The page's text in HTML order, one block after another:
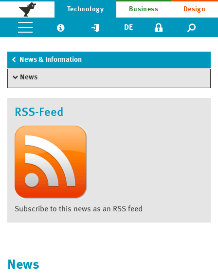
Technology Business Design
DE
News & Information
News
RSS-Feed
Subscribe to this news as an RSS feed
News